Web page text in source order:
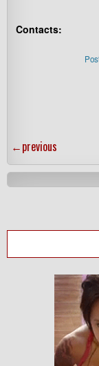
Contacts:
←previous